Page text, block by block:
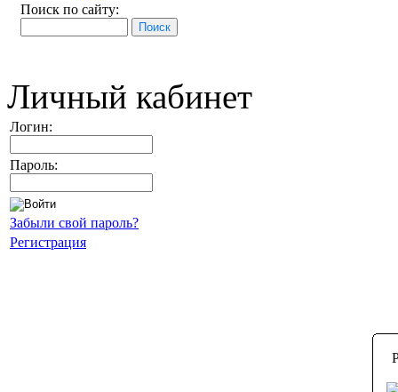
Поиск по сайту:
Личный кабинет
Логин:
Пароль:
Забыли свой пароль?
Регистрация